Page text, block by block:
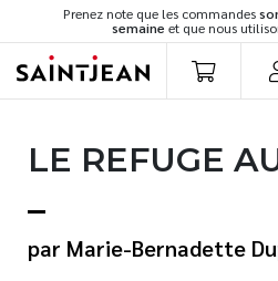
Prenez note que les commandes
semaine et que nous
Romans
Développement personnel
Littérature jeunesse
LE REFUGE
Marie-Bernadette